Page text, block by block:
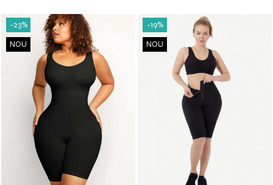
-23%
NOU
-19%
NOU